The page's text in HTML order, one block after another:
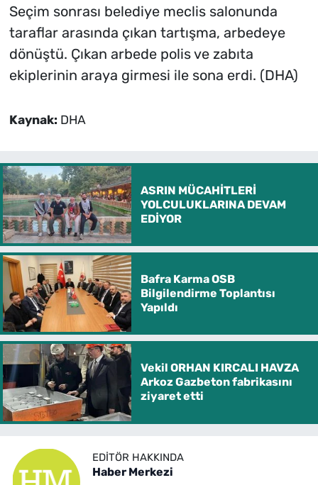
Seçim sonrası belediye meclis salonunda
taraflar arasında çıkan tartışma, arbedeye
dönüştü. Çıkan arbede polis ve zabıta
ekiplerinin araya girmesi ile sona erdi. (DHA)
Kaynak: DHA
ASRIN MÜCAHİTLERİ
YOLCULUKLARINA DEVAM
EDİYOR
Bafra Karma OSB
Bilgilendirme Toplantısı
Yapıldı
Vekil ORHAN KIRCALI HAVZA
Arkoz Gazbeton fabrikasını
ziyaret etti
EDITÖR HAKKINDA
Haber Merkezi